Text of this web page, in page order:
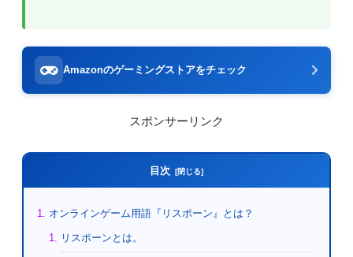
Amazonのゲーミングストアをチェック
スポンサーリンク
目次
オンラインゲーム用語『リスポーン』とは？
リスポーンとは。